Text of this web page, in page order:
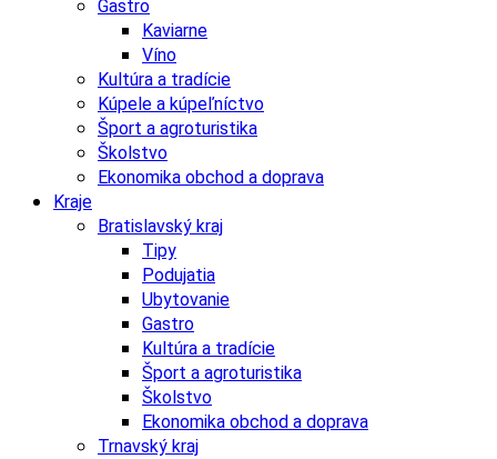
Gastro
Kaviarne
Víno
Kultúra a tradície
Kúpele a kúpeľníctvo
Šport a agroturistika
Školstvo
Ekonomika obchod a doprava
Kraje
Bratislavský kraj
Tipy
Podujatia
Ubytovanie
Gastro
Kultúra a tradície
Šport a agroturistika
Školstvo
Ekonomika obchod a doprava
Trnavský kraj